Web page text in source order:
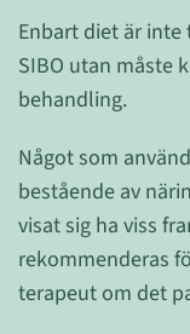
Enbart diet är
SIBO utan måste
behandling.
Något som
bestående av
visat sig ha viss
rekommenderas
terapeut om det